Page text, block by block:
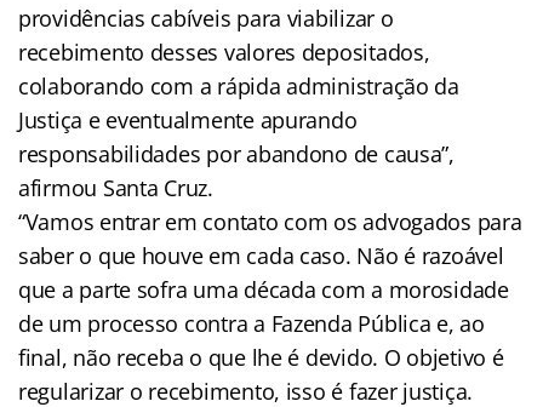
providências cabíveis para viabilizar o
recebimento desses valores depositados,
colaborando com a rápida administração da
Justiça e eventualmente apurando
responsabilidades por abandono de causa”,
afirmou Santa Cruz.
“Vamos entrar em contato com os advogados para
saber o que houve em cada caso. Não é razoável
que a parte sofra uma década com a morosidade
de um processo contra a Fazenda Pública e, ao
final, não receba o que lhe é devido. O objetivo é
regularizar o recebimento, isso é fazer justiça.